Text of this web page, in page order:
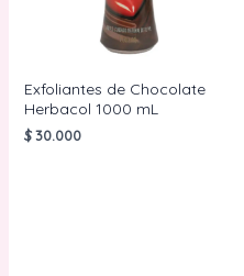
Exfoliantes de Chocolate
Herbacol 1000 mL
$30.000